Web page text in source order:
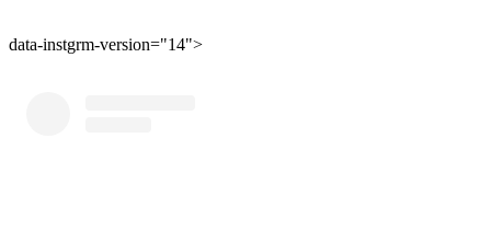
data-instgrm-version="14">